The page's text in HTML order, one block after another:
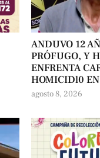
ANDUVO 12
PRÓFUGO, Y
ENFRENTA
HOMICIDl0
agosto 8, 2026